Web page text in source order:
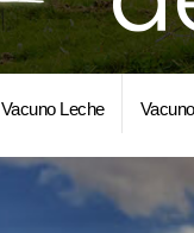
Vacuno Leche